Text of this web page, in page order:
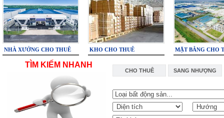
NHÀ XƯỞNG CHO THUÊ KHO CHO THUÊ MẶT BẰNG CHO
TÌM KIẾM NHANH
CHO THUÊ SANG NHƯỢNG